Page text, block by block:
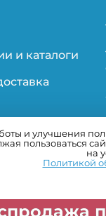
и улучшения
пользоваться
на
Политикой
и каталоги